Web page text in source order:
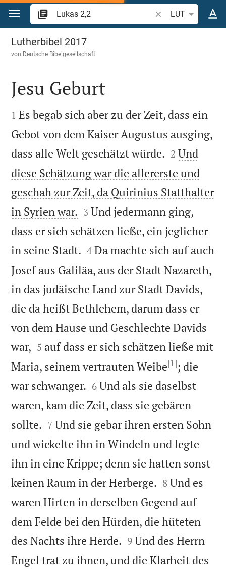
Zum Inhalt springen
Bibelstelle oder
LUT
Lukas 2
Lutherbibel 2017
von Deutsche Bibelgesellschaft

Jesu Geburt

1 Es begab sich aber zu der Zeit, dass ein
Gebot von dem Kaiser Augustus ausging,
dass alle Welt geschätzt würde. 

2 Und
diese Schätzung war die allererste und
geschah zur Zeit, da Quirinius Statthalter
in Syrien war. 

3 Und jedermann ging,
dass er sich schätzen ließe, ein jeglicher
in seine Stadt. 

4 Da machte sich auf auch
Josef aus Galiläa, aus der Stadt Nazareth,
in das judäische Land zur Stadt Davids,
die da heißt Bethlehem, darum dass er
von dem Hause und Geschlechte Davids
war, 

5 auf dass er sich schätzen ließe mit
Maria, seinem vertrauten Weibe[1]; die
war schwanger. 

6 Und als sie daselbst
waren, kam die Zeit, dass sie gebären
sollte. 

7 Und sie gebar ihren ersten Sohn
und wickelte ihn in Windeln und legte
ihn in eine Krippe; denn sie hatten sonst
keinen Raum in der Herberge. 

8 Und es
waren Hirten in derselben Gegend auf
dem Felde bei den Hürden, die hüteten
des Nachts ihre Herde. 

9 Und des Herrn
Engel trat zu ihnen, und die Klarheit des